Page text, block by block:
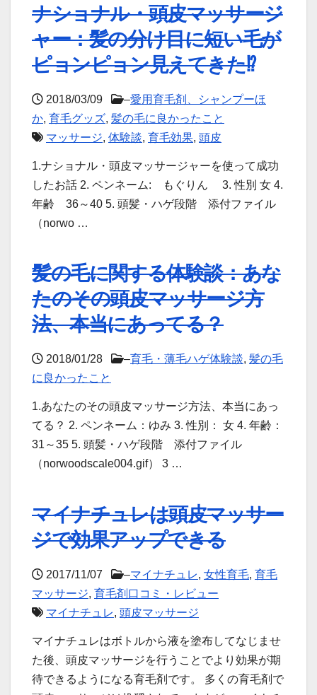
ナショナル・頭皮マッサージ
ャー：髪の分け目に短い毛が
ピョンピョン見えてきた⁉
2018/03/09 –愛用育毛剤、シャンプーほ
か, 育毛グッズ, 髪の毛に良かったこと
マッサージ, 体験談, 育毛効果, 頭皮
1.ナショナル・頭皮マッサージャーを使って成功
したお話 2. ペンネーム: もぐりん 3. 性別 女 4.
年齢 36～40 5. 頭髪・ハゲ段階 添付ファイル
（norwo …
髪の毛に関する体験談：あな
たのその頭皮マッサージ方
法、本当にあってる？
2018/01/28 –育毛・薄毛ハゲ体験談, 髪の毛
に良かったこと
1.あなたのその頭皮マッサージ方法、本当にあっ
てる？ 2. ペンネーム：ゆみ 3. 性別： 女 4. 年齢：
31～35 5. 頭髪・ハゲ段階 添付ファイル
（norwoodscale004.gif） 3 …
マイナチュレは頭皮マッサー
ジで効果アップできる
2017/11/07 –マイナチュレ, 女性育毛, 育毛
マッサージ, 育毛剤口コミ・レビュー
マイナチュレ, 頭皮マッサージ
マイナチュレはボトルから液を塗布してなじませ
た後、頭皮マッサージを行うことでより効果が期
待できるようになる育毛剤です。 多くの育毛剤で